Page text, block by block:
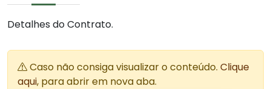
Detalhes do Contrato.
Caso não consiga visualizar o conteúdo. Clique
aqui, para abrir em nova aba.